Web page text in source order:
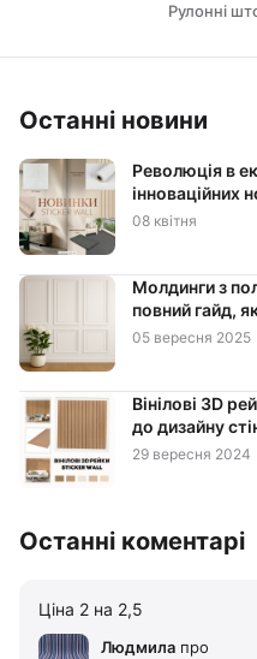
Рулонні
Останні новини
Революція в
інноваційних
08 квітня
Молдинги з
повний гайд,
05 вересня 2025
Вінілові 3D
до дизайну
29 вересня 2024
Останні коментарі
Ціна 2 на 2,5
Людмила про